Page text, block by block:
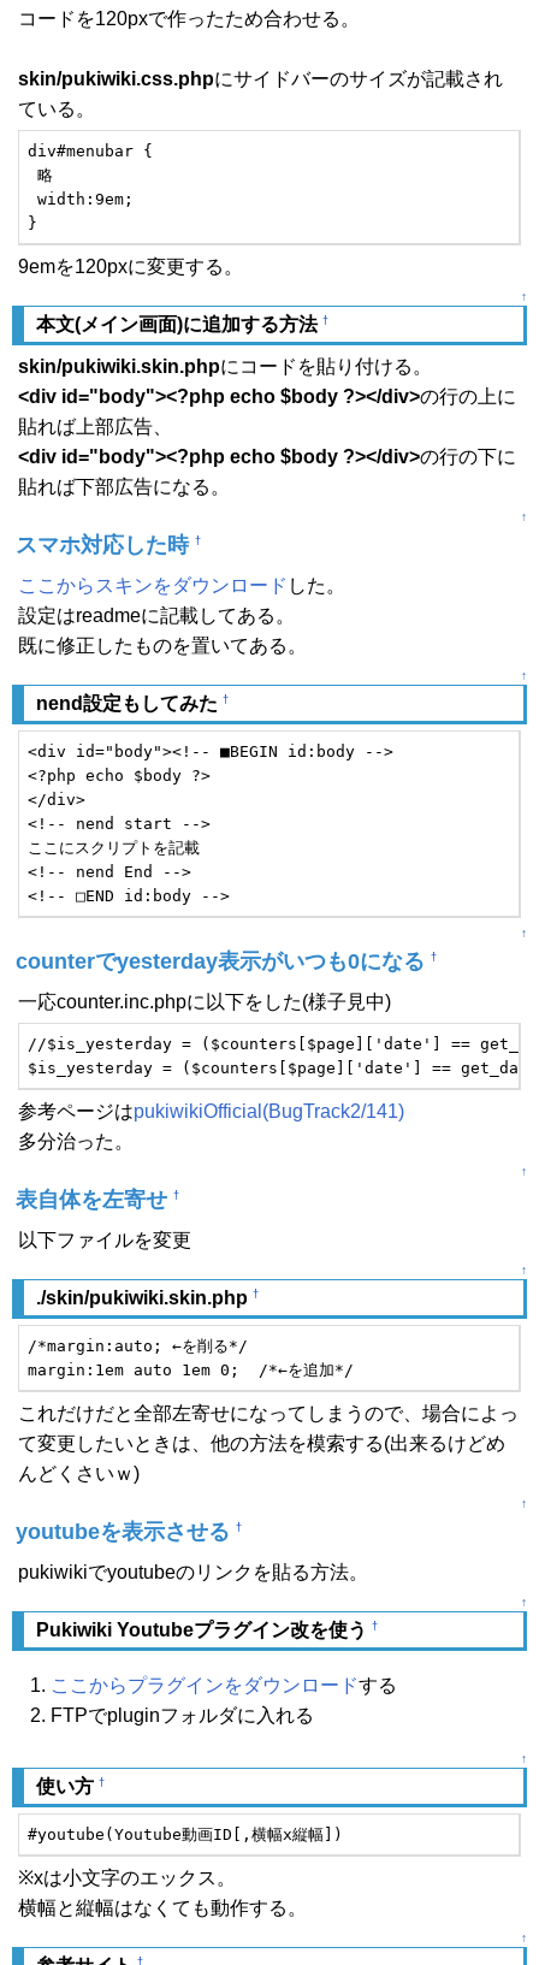
コードを120pxで作ったため合わせる。
skin/pukiwiki.css.phpにサイドバーのサイズが記載され
ている。
div#menubar {
略
width:9em;
}
9emを120pxに変更する。
↑
本文(メイン画面)に追加する方法 †
skin/pukiwiki.skin.phpにコードを貼り付ける。
<div id="body"><?php echo $body ?></div>の行の上に
貼れば上部広告、
<div id="body"><?php echo $body ?></div>の行の下に
貼れば下部広告になる。
↑
スマホ対応した時 †
ここからスキンをダウンロード した。
設定はreadmeに記載してある。
既に修正したものを置いてある。
↑
nend設定もしてみた †
<div id="body"><!-- ■BEGIN id:body -->
<?php echo $body ?>
</div>
<!-- nend start -->
ここにスクリプトを記載
<!-- nend End -->
<!-- □END id:body -->
↑
counterでyesterday表示がいつも0になる †
一応counter.inc.phpに以下をした(様子見中)
//$is_yesterday = ($counters[$page]['date'] ==
$is_yesterday = ($counters[$page]['date'] ==
参考ページはpukiwikiOfficial(BugTrack2/141)
多分治った。
↑
表自体を左寄せ †
以下ファイルを変更
↑
./skin/pukiwiki.skin.php †
/*margin:auto; ←を削る*/
margin:1em auto 1em 0;  /*←を追加*/
これだけだと全部左寄せになってしまうので、場合によっ
て変更したいときは、他の方法を模索する(出来るけどめ
んどくさいｗ)
↑
youtubeを表示させる †
pukiwikiでyoutubeのリンクを貼る方法。
↑
Pukiwiki Youtubeプラグイン改を使う †
ここからプラグインをダウンロードする
FTPでpluginフォルダに入れる
↑
使い方 †
#youtube(Youtube動画ID[,横幅x縦幅])
※xは小文字のエックス。
横幅と縦幅はなくても動作する。
↑
†